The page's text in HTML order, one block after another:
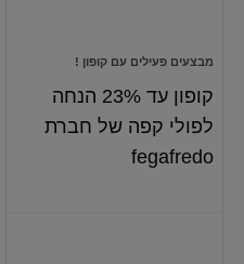
מבצעים פעילים עם קופון !
קופון עד 23% הנחה
לפולי קפה של חברת
fegafredo